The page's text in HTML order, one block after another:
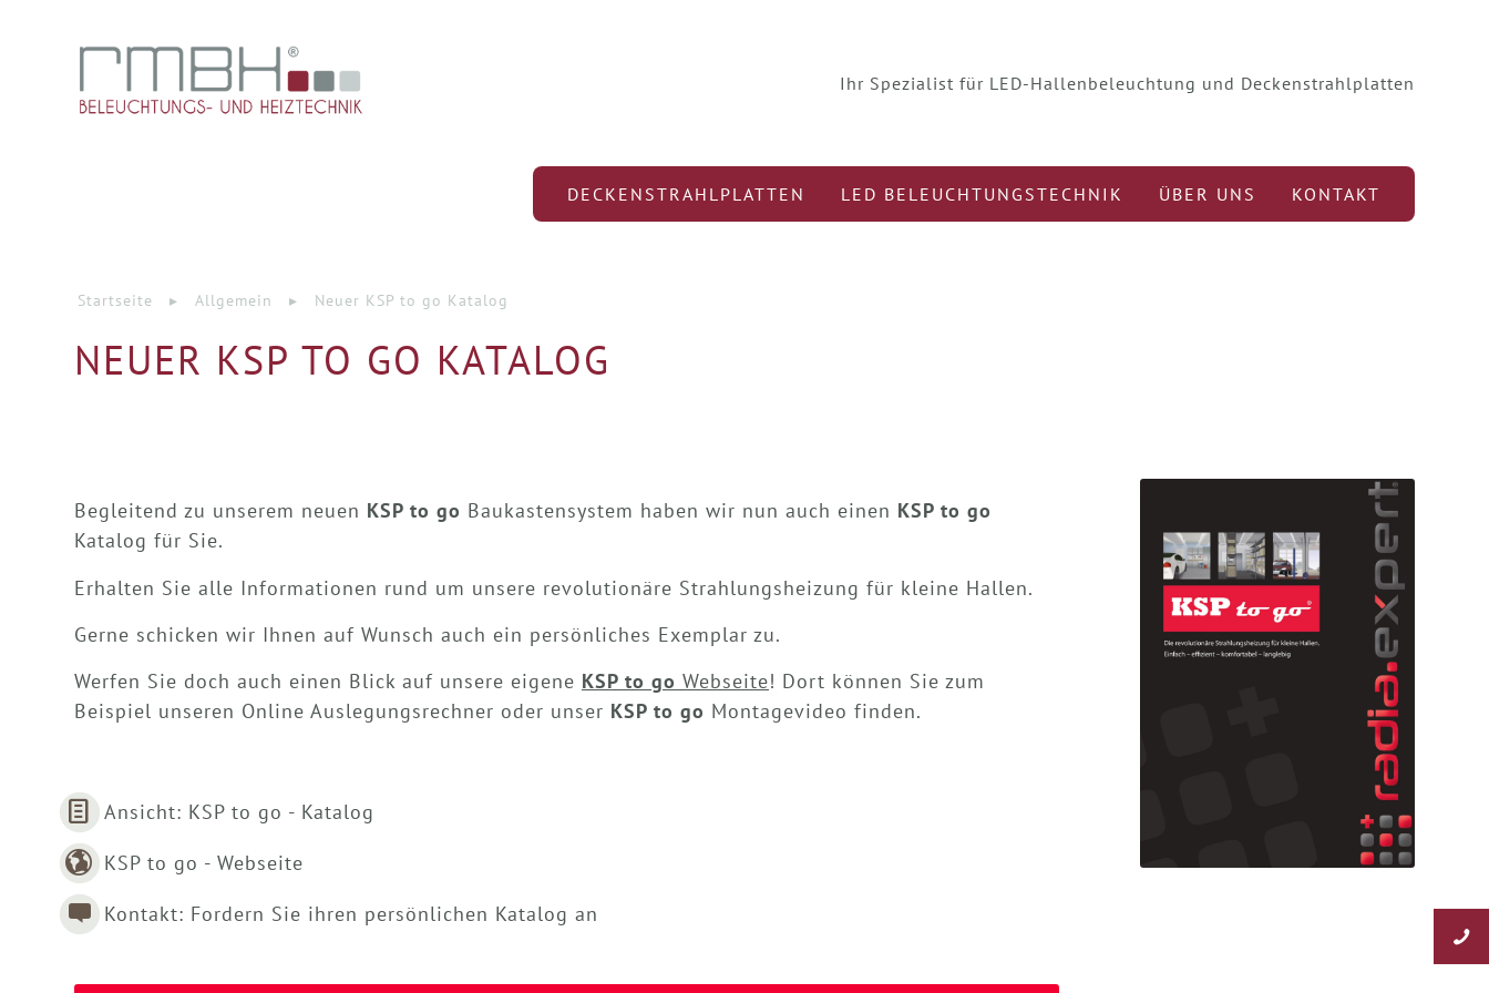
Ihr Spezialist für LED-Hallenbeleuchtung und Deckenstrahlplatten
DECKENSTRAHLPLATTEN LED BELEUCHTUNGSTECHNIK ÜBER UNS KONTAKT
NEUER KSP TO GO KATALOG
Startseite ▸ Allgemein ▸ Neuer KSP to go Katalog
Begleitend zu unserem neuen KSP to go Baukastensystem haben wir nun auch einen KSP to go
Katalog für Sie.
Erhalten Sie alle Informationen rund um unsere revolutionäre Strahlungsheizung für kleine Hallen.
Gerne schicken wir Ihnen auf Wunsch auch ein persönliches Exemplar zu.
Werfen Sie doch auch einen Blick auf unsere eigene KSP to go Webseite! Dort können Sie zum
Beispiel unseren Online Auslegungsrechner oder unser KSP to go Montagevideo finden.
Ansicht: KSP to go - Katalog
KSP to go - Webseite
Kontakt: Fordern Sie ihren persönlichen Katalog an